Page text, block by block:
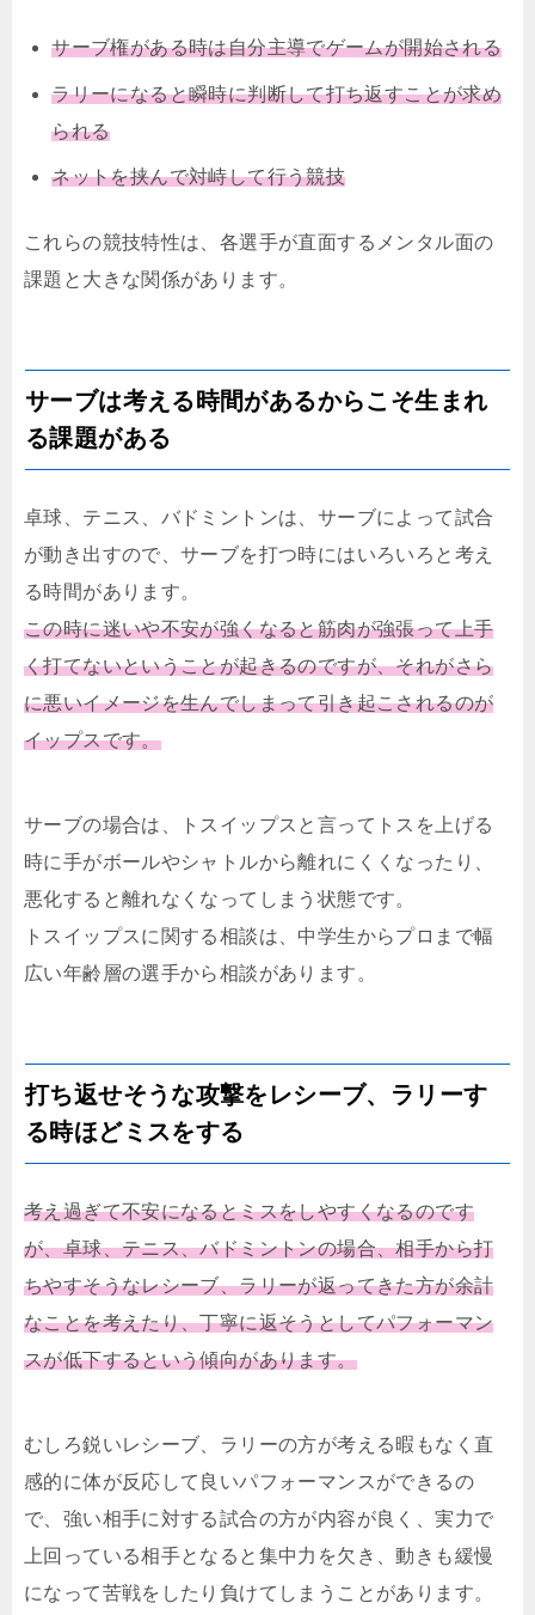
サーブ権がある時は自分主導でゲームが開始される
ラリーになると瞬時に判断して打ち返すことが求め
られる
ネットを挟んで対峙して行う競技
これらの競技特性は、各選手が直面するメンタル面の
課題と大きな関係があります。
サーブは考える時間があるからこそ生まれ
る課題がある
卓球、テニス、バドミントンは、サーブによって試合
が動き出すので、サーブを打つ時にはいろいろと考え
る時間があります。
この時に迷いや不安が強くなると筋肉が強張って上手
く打てないということが起きるのですが、それがさら
に悪いイメージを生んでしまって引き起こされるのが
イップスです。
サーブの場合は、トスイップスと言ってトスを上げる
時に手がボールやシャトルから離れにくくなったり、
悪化すると離れなくなってしまう状態です。
トスイップスに関する相談は、中学生からプロまで幅
広い年齢層の選手から相談があります。
打ち返せそうな攻撃をレシーブ、ラリーす
る時ほどミスをする
考え過ぎて不安になるとミスをしやすくなるのです
が、卓球、テニス、バドミントンの場合、相手から打
ちやすそうなレシーブ、ラリーが返ってきた方が余計
なことを考えたり、丁寧に返そうとしてパフォーマン
スが低下するという傾向があります。
むしろ鋭いレシーブ、ラリーの方が考える暇もなく直
感的に体が反応して良いパフォーマンスができるの
で、強い相手に対する試合の方が内容が良く、実力で
上回っている相手となると集中力を欠き、動きも緩慢
になって苦戦をしたり負けてしまうことがあります。